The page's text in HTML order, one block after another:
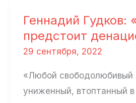
на
пороге
ядерной
Геннадий Гудков:
предстоит
29 сентября, 2022
«Любой свободолюбивый
униженный, втоптанный в